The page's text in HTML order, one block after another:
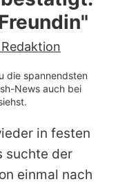
die spannendsten
News auch bei
in festen
suchte der
einmal nach